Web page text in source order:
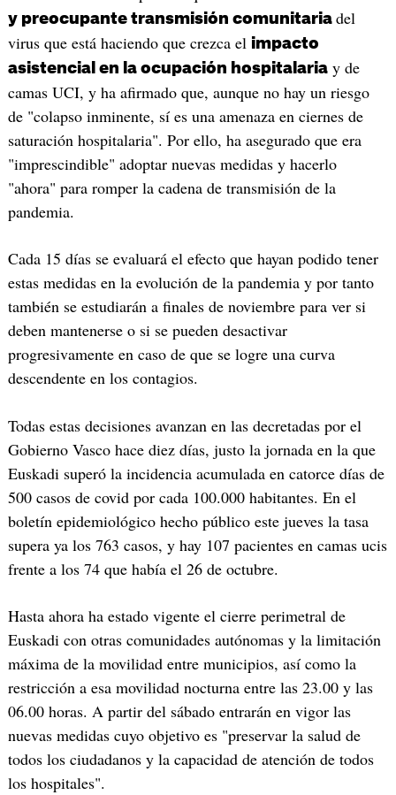
y preocupante transmisión comunitaria del
virus que está haciendo que crezca el impacto
asistencial en la ocupación hospitalariay de
camas UCI, y ha afirmado que, aunque no hay un riesgo
de "colapso inminente, sí es una amenaza en ciernes de
saturación hospitalaria". Por ello, ha asegurado que era
"imprescindible" adoptar nuevas medidas y hacerlo
"ahora" para romper la cadena de transmisión de la
pandemia.
Cada 15 días se evaluará el efecto que hayan podido tener
estas medidas en la evolución de la pandemia y por tanto
también se estudiarán a finales de noviembre para ver si
deben mantenerse o si se pueden desactivar
progresivamente en caso de que se logre una curva
descendente en los contagios.
Todas estas decisiones avanzan en las decretadas por el
Gobierno Vasco hace diez días, justo la jornada en la que
Euskadi superó la incidencia acumulada en catorce días de
500 casos de covid por cada 100.000 habitantes. En el
boletín epidemiológico hecho público este jueves la tasa
supera ya los 763 casos, y hay 107 pacientes en camas ucis
frente a los 74 que había el 26 de octubre.
Hasta ahora ha estado vigente el cierre perimetral de
Euskadi con otras comunidades autónomas y la limitación
máxima de la movilidad entre municipios, así como la
restricción a esa movilidad nocturna entre las 23.00 y las
06.00 horas. A partir del sábado entrarán en vigor las
nuevas medidas cuyo objetivo es "preservar la salud de
todos los ciudadanos y la capacidad de atención de todos
los hospitales".